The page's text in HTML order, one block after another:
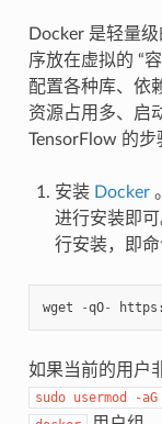
Docker 是轻量
序放在虚拟的 “
配置各种库、依
资源占用多、启
TensorFlow 的步
安装 Docker
进行安装即
行安装，即命
wget -qO- https :
如果当前的用户
sudo usermod -aG